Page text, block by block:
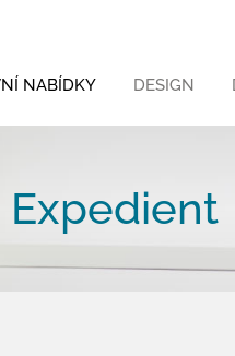
NABÍDKY DESIGN